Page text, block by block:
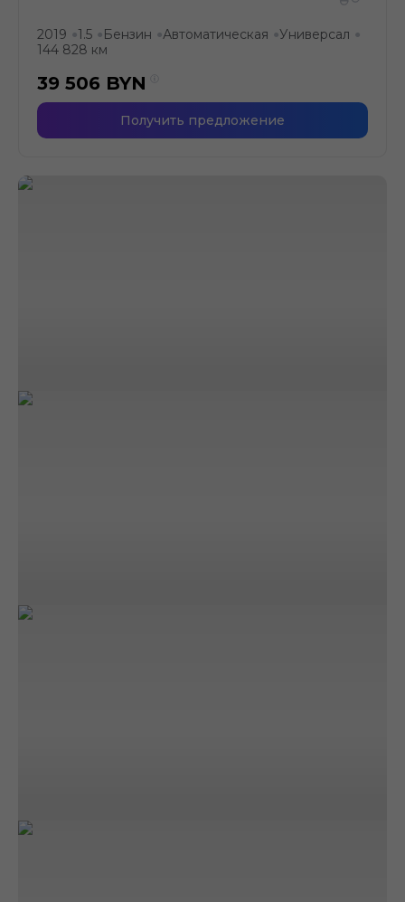
2019 ●1.5 ● Бензин ●Автоматическая ●Универсал ●
144 828 км
39 506 BYN
Получить предложение